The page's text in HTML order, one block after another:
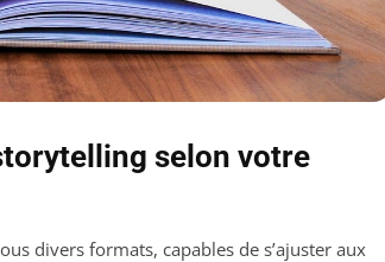
selon votre
divers formats, capables de s’ajuster aux